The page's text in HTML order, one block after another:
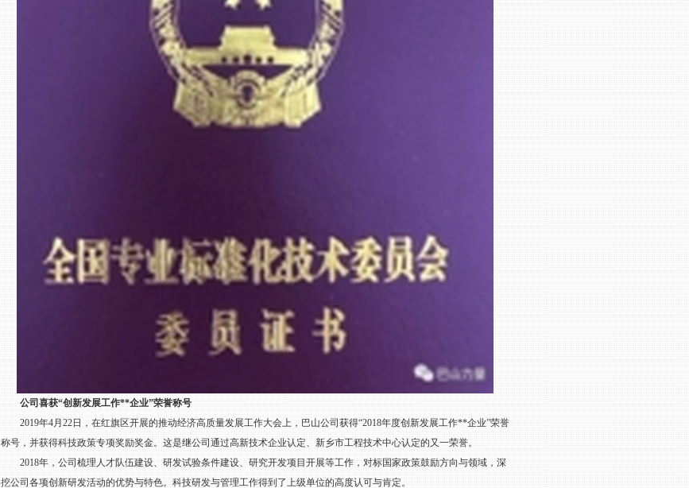
公司喜获“创新发展工作**企业”荣誉称号
2019年4月22日，在红旗区开展的推动经济高质量发展工作大会上，巴山公司获得“2018年度创新发展工作**企业”荣誉
称号，并获得科技政策专项奖励奖金。这是继公司通过高新技术企业认定、新乡市工程技术中心认定的又一荣誉。
2018年，公司梳理人才队伍建设、研发试验条件建设、研究开发项目开展等工作，对标国家政策鼓励方向与领域，深
挖公司各项创新研发活动的优势与特色。科技研发与管理工作得到了上级单位的高度认可与肯定。